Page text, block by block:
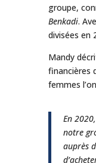
groupe,
Benkadi.
divisées en
Mandy
financières
femmes
En
notre
auprès